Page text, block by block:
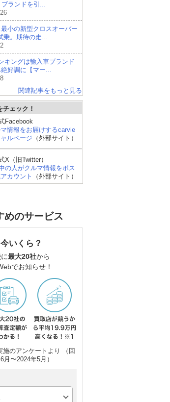
ルト
ブランドを引...
小の新型クロスオーバー
乗。期待の走...
キングは輸入車ブランド
好調に【マー...
関連記事をもっと見る
ェック！
Facebook
情報をお届けするcarvie
ルページ （外部サイト）
X（旧Twitter）
の人がクルマ情報をポス
カウント
（外部サイト）
めのサービス
いくら？
に最大20社から
でお知らせ！
のアンケートより （回
〜2024年5月）